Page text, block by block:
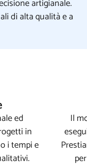
artigianale.
di alta qualità e a
ed
in
i tempi e
Il